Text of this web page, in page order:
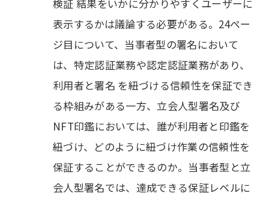
検証 結果をいかに分かりやすくユーザーに
表示するかは議論する必要がある。24ペー
ジ目について、当事者型の署名において
は、特定認証業務や認定認証業務があり、
利用者と署名 を紐づける信頼性を保証でき
る枠組みがある一方、立会人型署名及び
NFT印鑑においては、誰が利用者と印鑑を
紐づけ、どのように紐づけ作業の信頼性を
保証することができるのか。当事者型と立
会人型署名では、達成できる保証レベルに